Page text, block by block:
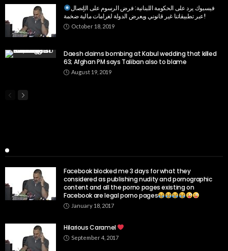
فيسبوك يرد على الحكومة اللبنانية: فرض الرسوم على الإتصال
عبر تطبيقاتنا غير قانوني ويعرض الدولة لغرامات مالية ضخمة!
October 18, 2019
Daesh claims bombing at Kabul wedding that killed
63; Afghan PM says Taliban also to blame
August 19, 2019
Facebook blocked me 3 days for what they
considered as publishing nudity and pornographic
content and all the porno pages existing on
Facebook are legal porno pages
January 18, 2017
Hilarious Caramel
September 4, 2017